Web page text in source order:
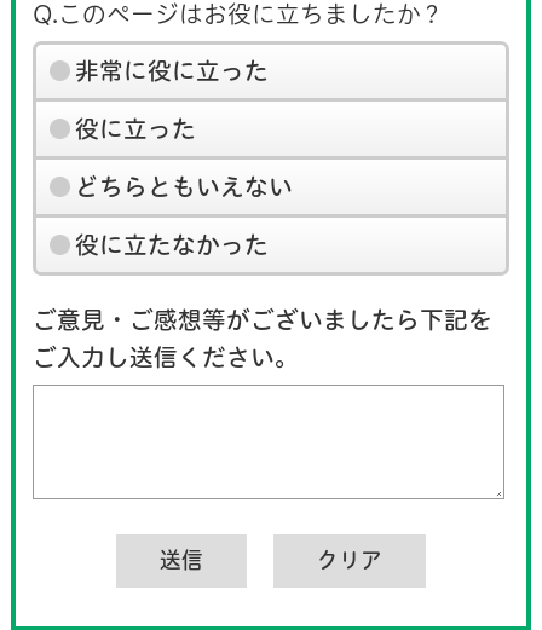
Q.このページはお役に立ちましたか？
非常に役に立った
役に立った
どちらともいえない
役に立たなかった
ご意見・ご感想等がございましたら下記を
ご入力し送信ください。